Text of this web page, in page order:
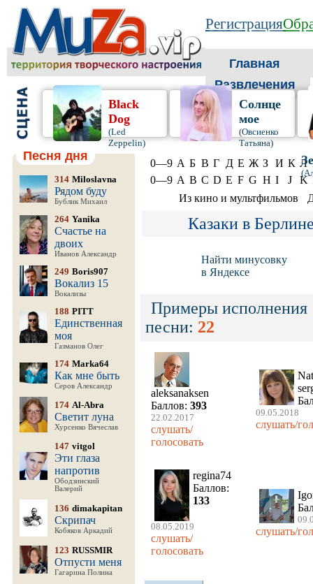
Регистрация
Главная
Развлечения
Black
Dog
(Led
Zeppelin)
Солнце
мое
(Овсиенко
Татьяна)
Песня дня
314 Miloslavna
Рядом буду
Бублик Михаил
264 Yanika
Счастье на
двоих
Иванов Александр
249 Boris907
Вокализ 15
Вокализы
188 PITT
Единственная
моя
Газманов Олег
174 Marka64
Как мне быть
Серов Александр
174 Al-Abra
Светит луна
Хурсенко Вячеслав
147 vitgol
Эти глаза
напротив
Ободзинский
Валерий
136 dimakapitan
Скрипач
Кобяков Аркадий
123 RUSSMIR
Отпусти меня
Гагарина Полина
0—9 А Б В Г Д Е Ж З И К Л
0—9 A B C D E F G H I J K
Из кино и мультфильмов
Казаки в
Найти минусовку
в Яндексе
Примеры исполнения
песни: 22
aleksanaksen
Баллов: 393
22.02.2017
слушать/
голосовать
09.05.2018
слушать/
regina74
Баллов:
133
08.05.2019
слушать/
голосовать
слушать/